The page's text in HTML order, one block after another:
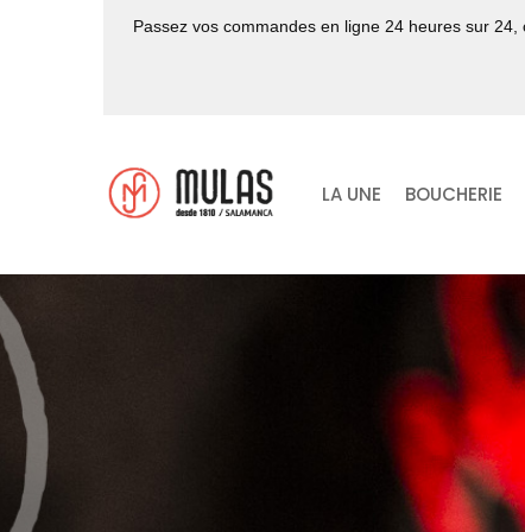
Passez vos commandes en ligne 24 heures sur 24,
LA UNE BOUCHERIE